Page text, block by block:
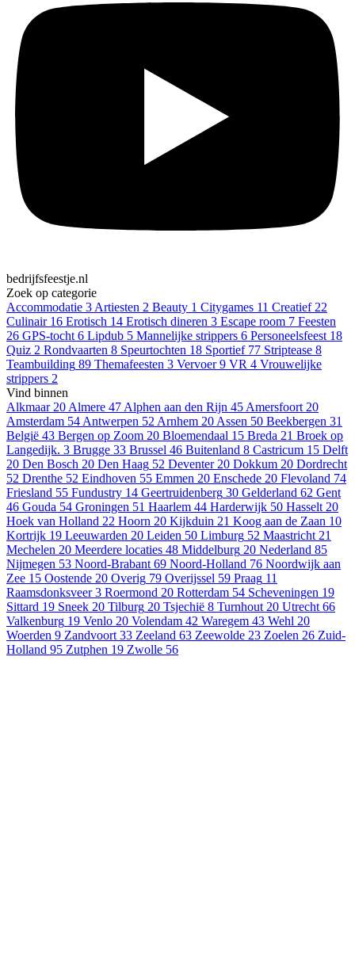
bedrijfsfeestje.nl
Zoek op categorie
Accommodatie 3 Artiesten 2 Beauty 1 Citygames 11 Creatief 22
Culinair 16 Erotisch 14 Erotisch dineren 3 Escape room 7 Feesten
26 GPS-tocht 6 Lipdub 5 Mannelijke strippers 6 Personeelsfeest 18
Quiz 2 Rondvaarten 8 Speurtochten 18 Sportief 77 Striptease 8
Teambuilding 89 Themafeesten 3 Vervoer 9 VR 4 Vrouwelijke
strippers 2
Vind binnen
Alkmaar 20 Almere 47 Alphen aan den Rijn 45 Amersfoort 20
Amsterdam 54 Antwerpen 52 Arnhem 20 Assen 50 Beekbergen 31
België 43 Bergen op Zoom 20 Bloemendaal 15 Breda 21 Broek op
Langedijk. 3 Brugge 33 Brussel 46 Buitenland 8 Castricum 15 Delft
20 Den Bosch 20 Den Haag 52 Deventer 20 Dokkum 20 Dordrecht
52 Drenthe 52 Eindhoven 55 Emmen 20 Enschede 20 Flevoland 74
Friesland 55 Fundustry 14 Geertruidenberg 30 Gelderland 62 Gent
46 Gouda 54 Groningen 51 Haarlem 44 Harderwijk 50 Hasselt 20
Hoek van Holland 22 Hoorn 20 Kijkduin 21 Koog aan de Zaan 10
Kortrijk 19 Leeuwarden 20 Leiden 50 Limburg 52 Maastricht 21
Mechelen 20 Meerdere locaties 48 Middelburg 20 Nederland 85
Nijmegen 53 Noord-Brabant 69 Noord-Holland 76 Noordwijk aan
Zee 15 Oostende 20 Overig 79 Overijssel 59 Praag 11
Raamsdonksveer 3 Roermond 20 Rotterdam 54 Scheveningen 19
Sittard 19 Sneek 20 Tilburg 20 Tsjechië 8 Turnhout 20 Utrecht 66
Valkenburg 19 Venlo 20 Volendam 42 Waregem 43 Wehl 20
Woerden 9 Zandvoort 33 Zeeland 63 Zeewolde 23 Zoelen 26 Zuid-
Holland 95 Zutphen 19 Zwolle 56